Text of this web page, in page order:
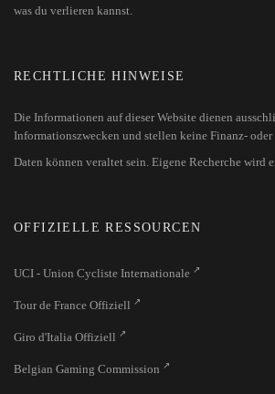
was du verlieren kannst.
RECHTLICHE HINWEISE
Die Informationen auf dieser Website dienen
Informationszwecken und stellen keine Finanz- oder
Daten können veraltet sein. Eigene Recherche wird
OFFIZIELLE RESSOURCEN
UCI - Union Cycliste Internationale
Tour de France Offiziell
Giro d'Italia Offiziell
Belgian Gaming Commission